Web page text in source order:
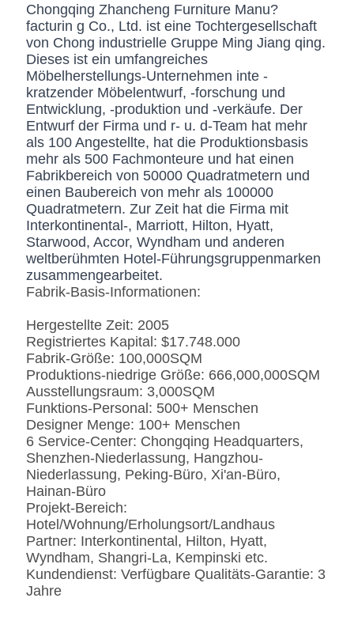
Leder-/Microfiber-Leder-
CA117 Standard oder
BS5852 Standardire des
Gewebe-/PU beständig
SS
Edelstahl #201 #304 #316,
bürstete oder
Spiegeloberfläche.
Fingerprintless
Verarbeitung
Marmor
Natürliches ausgeführt,
Kunde-spezifizierten
Chongqing Zhancheng Furniture Manu?
facturin g Co., Ltd. ist eine Tochtergesellschaft
von Chong industrielle Gruppe Ming Jiang qing.
Dieses ist ein umfangreiches
Möbelherstellungs-Unternehmen inte -
kratzender Möbelentwurf, -forschung und
Entwicklung, -produktion und -verkäufe. Der
Entwurf der Firma und r- u. d-Team hat mehr
als 100 Angestellte, hat die Produktionsbasis
mehr als 500 Fachmonteure und hat einen
Fabrikbereich von 50000 Quadratmetern und
einen Baubereich von mehr als 100000
Quadratmetern. Zur Zeit hat die Firma mit
Interkontinental-, Marriott, Hilton, Hyatt,
Starwood, Accor, Wyndham und anderen
weltberühmten Hotel-Führungsgruppenmarken
zusammengearbeitet.
Fabrik-Basis-Informationen:
Hergestellte Zeit: 2005
Registriertes Kapital: $17.748.000
Fabrik-Größe: 100,000SQM
Produktions-niedrige Größe: 666,000,000SQM
Ausstellungsraum: 3,000SQM
Funktions-Personal: 500+ Menschen
Designer Menge: 100+ Menschen
6 Service-Center: Chongqing Headquarters,
Shenzhen-Niederlassung, Hangzhou-
Niederlassung, Peking-Büro, Xi'an-Büro,
Hainan-Büro
Projekt-Bereich:
Hotel/Wohnung/Erholungsort/Landhaus
Partner: Interkontinental, Hilton, Hyatt,
Wyndham, Shangri-La, Kempinski etc.
Kundendienst: Verfügbare Qualitäts-Garantie: 3
Jahre